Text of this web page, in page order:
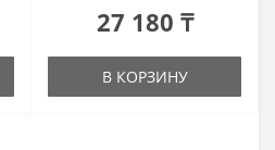
27 180 ₸
В КОРЗИНУ